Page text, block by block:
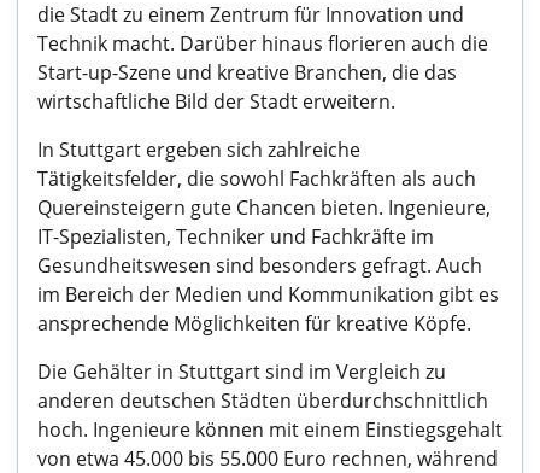
die Stadt zu einem Zentrum für Innovation und
Technik macht. Darüber hinaus florieren auch die
Start-up-Szene und kreative Branchen, die das
wirtschaftliche Bild der Stadt erweitern.
In Stuttgart ergeben sich zahlreiche
Tätigkeitsfelder, die sowohl Fachkräften als auch
Quereinsteigern gute Chancen bieten. Ingenieure,
IT-Spezialisten, Techniker und Fachkräfte im
Gesundheitswesen sind besonders gefragt. Auch
im Bereich der Medien und Kommunikation gibt es
ansprechende Möglichkeiten für kreative Köpfe.
Die Gehälter in Stuttgart sind im Vergleich zu
anderen deutschen Städten überdurchschnittlich
hoch. Ingenieure können mit einem Einstiegsgehalt
von etwa 45.000 bis 55.000 Euro rechnen, während